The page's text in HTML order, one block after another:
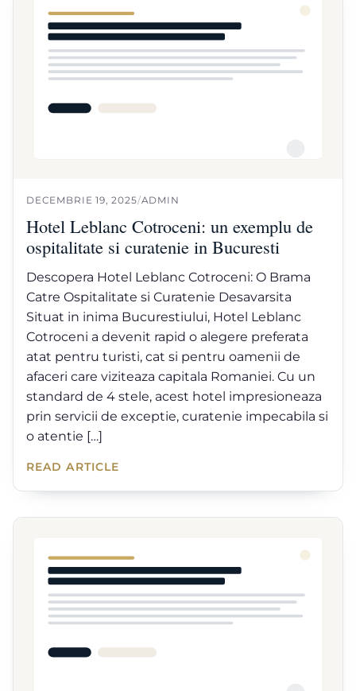
DECEMBRIE 19, 2025/ADMIN
Hotel Leblanc Cotroceni: un exemplu de
ospitalitate si curatenie in Bucuresti
Descopera Hotel Leblanc Cotroceni: O Brama
Catre Ospitalitate si Curatenie Desavarsita
Situat in inima Bucurestiului, Hotel Leblanc
Cotroceni a devenit rapid o alegere preferata
atat pentru turisti, cat si pentru oamenii de
afaceri care viziteaza capitala Romaniei. Cu un
standard de 4 stele, acest hotel impresioneaza
prin servicii de exceptie, curatenie impecabila si
o atentie […]
READ ARTICLE